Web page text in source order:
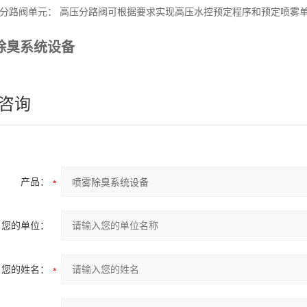
路阀单元： 高压分路阀可根据要求实现高压水控预定程序和预定喷雾
臭系统设备
询
产品：
您的单位：
您的姓名：